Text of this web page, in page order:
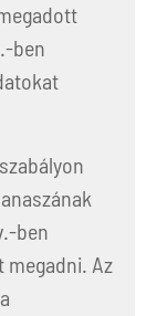
ben
ben
megadni. Az